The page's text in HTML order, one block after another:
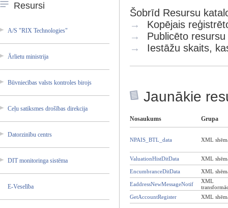
Resursi
A/S "RIX Technol­ogies"
Ārlietu ministr­ija
Būvniec­ības valsts kontrol­es birojs
Ceļu satiksm­es drošība­s direkci­ja
Datorzi­nību centrs
DIT monitor­inga sistēma
E-Vesel­ība
Šobrīd Resursu
→
Kopējais
→
Publicēto
→
Iestāžu skaits,
Jaunākie
Nosaukums Grupa
NPAIS_BTL_data XML
ValuationHistDitData XML
EncumbranceDitData XML
EaddressNewMessageNotif
XML
GetAccountRegister
XML